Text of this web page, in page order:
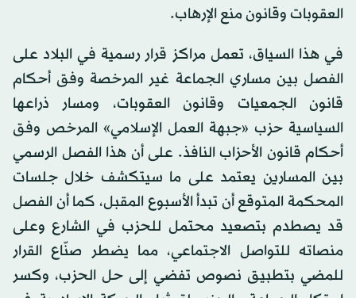
العقوبات وقانون منع الإرهاب.
في هذا السياق، تعمل مراكز قرار رسمية في البلاد على
الفصل بين مساري الجماعة غير المرخصة وفق أحكام
قانون الجمعيات وقانون العقوبات، ومسار ذراعها
السياسية حزب «جبهة العمل الإسلامي» المرخص وفق
أحكام قانون الأحزاب النافذ. على أن هذا الفصل الرسمي
بين المسارين يعتمد على ما سيتكشف خلال جلسات
المحكمة المتوقع أن تبدأ الأسبوع المقبل، كما أن الفصل
قد يصطدم بتصعيد محتمل للحزب في الشارع وعلى
منصاته للتواصل الاجتماعي، مما يضطر صنّاع القرار
للمضي بتطبيق نصوص تفضي إلى حل الحزب، وكسر